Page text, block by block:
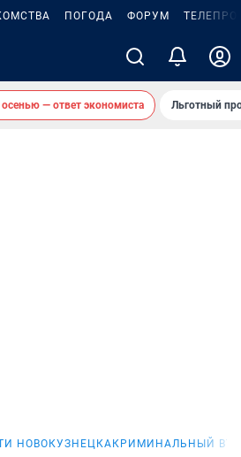
ПОГОДА ФОРУМ
— ответ экономиста Льготный
НОВОКУЗНЕЦКА КРИМИНАЛЬНЫЙ